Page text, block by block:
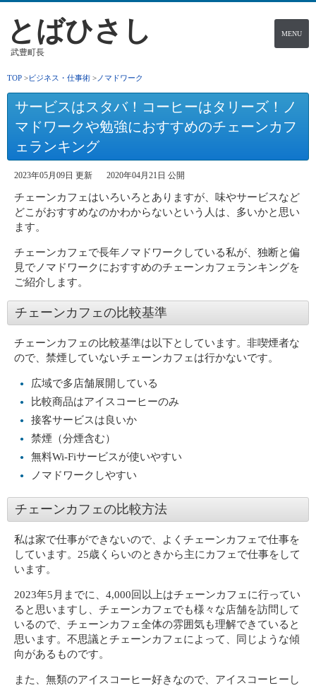
とばひさし
武豊町長
MENU
TOP ビジネス・仕事術 ノマドワーク
サービスはスタバ！コーヒーはタリーズ！ノ
マドワークや勉強におすすめのチェーンカフ
ェランキング
2023年05月09日 更新 2020年04月21日 公開
チェーンカフェはいろいろとありますが、味やサービスなど
どこがおすすめなのかわからないという人は、多いかと思い
ます。
チェーンカフェで長年ノマドワークしている私が、独断と偏
見でノマドワークにおすすめのチェーンカフェランキングを
ご紹介します。
チェーンカフェの比較基準
チェーンカフェの比較基準は以下としています。非喫煙者な
ので、禁煙していないチェーンカフェは行かないです。
広域で多店舗展開している
比較商品はアイスコーヒーのみ
接客サービスは良いか
禁煙（分煙含む）
無料Wi-Fiサービスが使いやすい
ノマドワークしやすい
チェーンカフェの比較方法
私は家で仕事ができないので、よくチェーンカフェで仕事を
しています。25歳くらいのときから主にカフェで仕事をして
います。
2023年5月までに、4,000回以上はチェーンカフェに行ってい
ると思いますし、チェーンカフェでも様々な店舗を訪問して
いるので、チェーンカフェ全体の雰囲気も理解できていると
思います。不思議とチェーンカフェによって、同じような傾
向があるものです。
また、無類のアイスコーヒー好きなので、アイスコーヒーし